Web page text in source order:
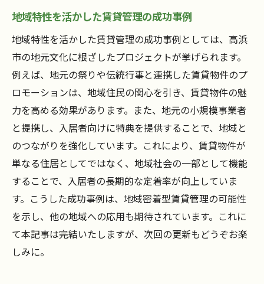
地域特性を活かした賃貸管理の成功事例
地域特性を活かした賃貸管理の成功事例としては、高浜
市の地元文化に根ざしたプロジェクトが挙げられます。
例えば、地元の祭りや伝統行事と連携した賃貸物件のプ
ロモーションは、地域住民の関心を引き、賃貸物件の魅
力を高める効果があります。また、地元の小規模事業者
と提携し、入居者向けに特典を提供することで、地域と
のつながりを強化しています。これにより、賃貸物件が
単なる住居としてではなく、地域社会の一部として機能
することで、入居者の長期的な定着率が向上していま
す。こうした成功事例は、地域密着型賃貸管理の可能性
を示し、他の地域への応用も期待されています。これに
て本記事は完結いたしますが、次回の更新もどうぞお楽
しみに。